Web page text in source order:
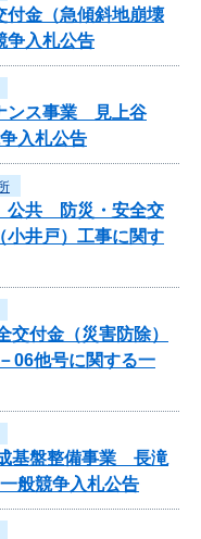
金（急傾斜地崩壊
争入札公告
ンス事業 見上谷
入札公告
公共 防災・安全交
小井戸）工事に関す
交付金（災害防除）
06他号に関する一
基盤整備事業 長滝
般競争入札公告